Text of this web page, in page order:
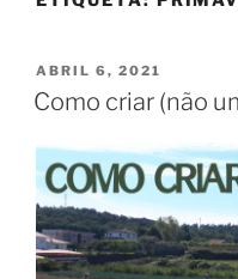
PUBLICADO
EM
ABRIL 6, 2021
Como criar (não